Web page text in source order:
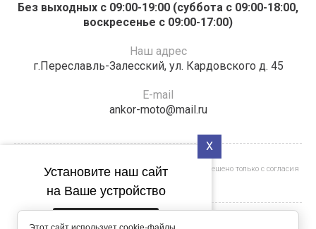
Без выходных с 09:00-19:00 (суббота с 09:00-18:00,
воскресенье с 09:00-17:00)
Наш адрес
г.Переславль-Залесский, ул. Кардовского д. 45
E-mail
ankor-moto@mail.ru
Полное или частичное копирование материалов разрешено только с согласия
владельца сайта
X
Установите наш сайт
на Ваше устройство
Установить